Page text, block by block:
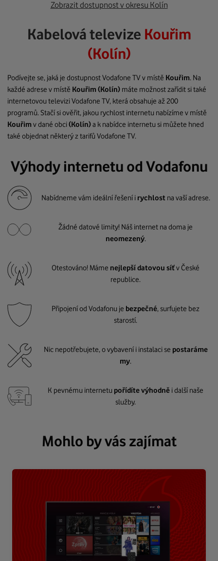
Zobrazit dostupnost v okresu Kolín
Kabelová televize Kouřim
(Kolín)
Podívejte se, jaká je dostupnost Vodafone TV v místě Kouřim. Na
každé adrese v místě Kouřim(Kolín) máte možnost zařídit si také
internetovou televizi Vodafone TV, která obsahuje až 200
programů. Stačí si ověřit, jakou rychlost internetu nabízíme v místě
Kouřimv dané obci(Kolín)a k nabídce internetu si můžete hned
také objednat některý z tarifů Vodafone TV.
Výhody internetu od Vodafonu
Nabídneme vám ideální řešení i rychlost na vaší adrese.
Žádné datové limity! Náš internet na doma je
neomezený.
Otestováno! Máme nejlepší datovou síťv České
republice.
Připojení od Vodafonu je bezpečné, surfujete bez
starostí.
Nic nepotřebujete, o vybavení i instalaci se postaráme
my.
K pevnému internetu pořídíte výhodně i další naše
služby.
Mohlo by vás zajímat